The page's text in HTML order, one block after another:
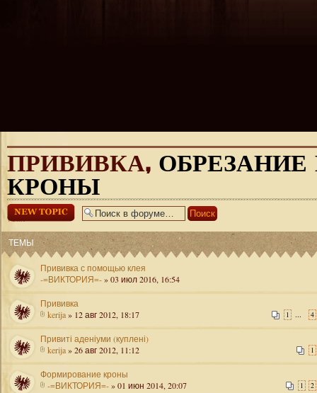
ПРИВИВКА,
КРОНЫ
Начать новую
тему
ТЕМЫ
Прививка с помощью клея
-=ВИКТОРИЯ=-» 03 июл 2016, 16:54
Прививка
1 ... 4
kerija» 12 авг 2012, 18:17
Привиті аденіуми (куплені)
1
kerija» 26 авг 2012, 11:12
Формирование кроны
1 2
-=ВИКТОРИЯ=-» 01 июн 2014, 20:07